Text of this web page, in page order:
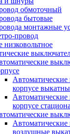
обмоточный
бытовые
монтажные
провод
низковольтное
корпусе
корпусе
воздушные